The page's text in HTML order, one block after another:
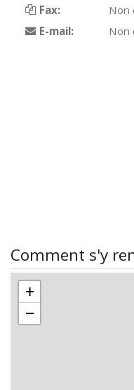
Fax:
Non
E-mail:
Non
Comment s'y
+
−